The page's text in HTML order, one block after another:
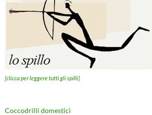
[clicca per leggere tutti gli spilli]
Coccodrilli domestici